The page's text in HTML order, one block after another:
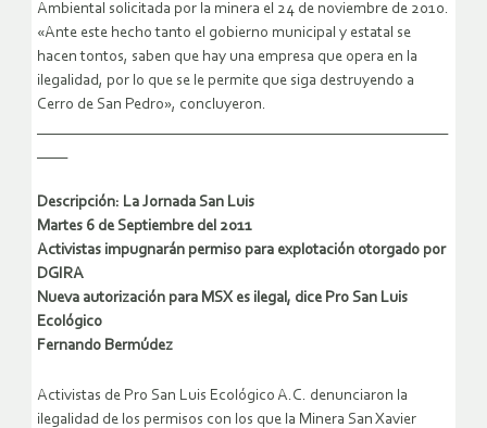
Ambiental solicitada por la minera el 24 de noviembre de 2010.
«Ante este hecho tanto el gobierno municipal y estatal se
hacen tontos, saben que hay una empresa que opera en la
ilegalidad, por lo que se le permite que siga destruyendo a
Cerro de San Pedro», concluyeron.
Descripción: La Jornada San Luis
Martes 6 de Septiembre del 2011
Activistas impugnarán permiso para explotación otorgado por
DGIRA
Nueva autorización para MSX es ilegal, dice Pro San Luis
Ecológico
Fernando Bermúdez
Activistas de Pro San Luis Ecológico A.C. denunciaron la
ilegalidad de los permisos con los que la Minera San Xavier